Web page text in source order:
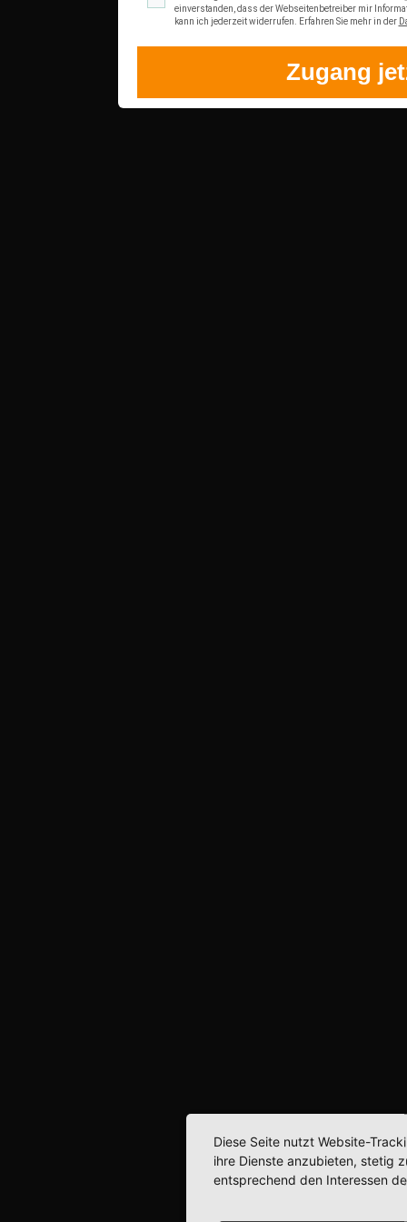
einverstanden, dass der Webseitenbetreiber mir
kann ich jederzeit widerrufen. Erfahren Sie mehr in der
Zugang
Diese Seite nutzt Website-
ihre Dienste anzubieten, stetig
entsprechend den Interessen